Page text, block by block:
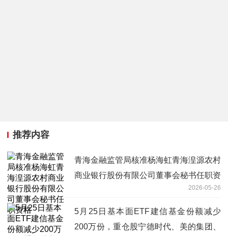
推荐内容
青海金融监管局核准杨海虹青海湟源农村
商业银行股份有限公司董事会秘书任职资
2026-05-26
5月25日基本面ETF建信基金份额减少
200万份，重仓股宁德时代、美的集团、